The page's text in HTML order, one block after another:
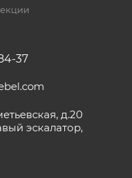
37
д.20
эскалатор,